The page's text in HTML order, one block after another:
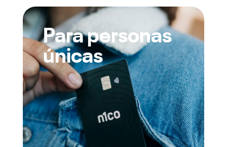
Para personas
únicas